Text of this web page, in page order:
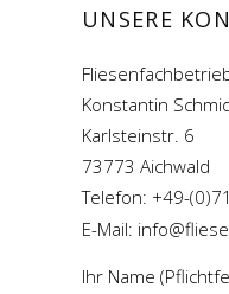
UNSERE
Konstantin
Karlsteinstr. 6
73773 Aichwald
Telefon: +49-
E-Mail:
Ihr Name